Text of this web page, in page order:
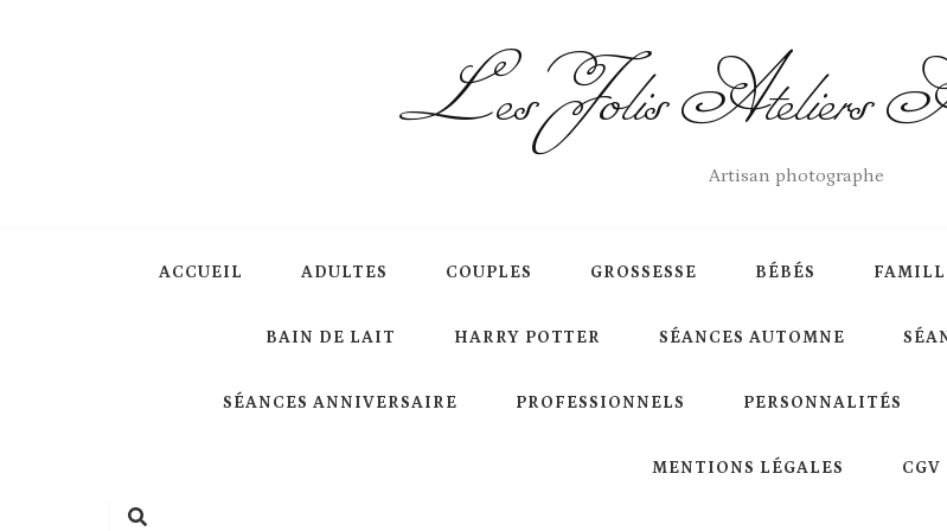
Les Jolis Ateliers
Artisan photographe
ACCUEIL ADULTES COUPLES GROSSESSE BÉBÉS
BAIN DE LAIT HARRY POTTER SÉANCES AUTOMNE
SÉANCES ANNIVERSAIRE PROFESSIONNELS PERSONNALITÉS
MENTIONS LÉGALES CGV